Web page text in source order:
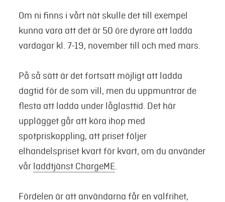
Om ni finns i vårt nät skulle det till exempel
kunna vara att det är 50 öre dyrare att ladda
vardagar kl. 7-19, november till och med mars.
På så sätt är det fortsatt möjligt att ladda
dagtid för de som vill, men du uppmuntrar de
flesta att ladda under låglasttid. Det här
upplägget går att köra ihop med
spotpriskoppling, att priset följer
elhandelspriset kvart för kvart, om du använder
vår laddtjänst ChargeME.
Fördelen är att användarna får en valfrihet,